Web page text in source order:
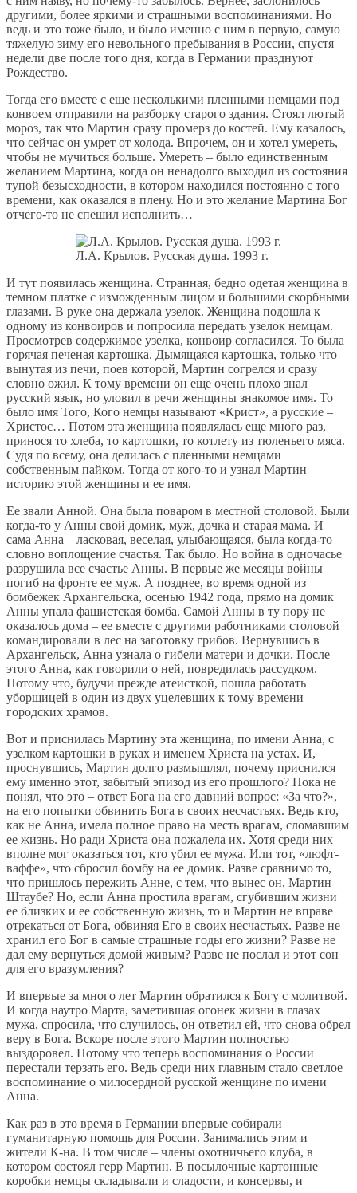
другими, более яркими и страшными воспоминаниями. Но
ведь и это тоже было, и было именно с ним в первую, самую
тяжелую зиму его невольного пребывания в России, спустя
недели две после того дня, когда в Германии празднуют
Рождество.
Тогда его вместе с еще несколькими пленными немцами под
конвоем отправили на разборку старого здания. Стоял лютый
мороз, так что Мартин сразу промерз до костей. Ему казалось,
что сейчас он умрет от холода. Впрочем, он и хотел умереть,
чтобы не мучиться больше. Умереть – было единственным
желанием Мартина, когда он ненадолго выходил из состояния
тупой безысходности, в котором находился постоянно с того
времени, как оказался в плену. Но и это желание Мартина Бог
отчего-то не спешил исполнить…
Л.А. Крылов. Русская душа. 1993 г.
И тут появилась женщина. Странная, бедно одетая женщина в
темном платке с изможденным лицом и большими скорбными
глазами. В руке она держала узелок. Женщина подошла к
одному из конвоиров и попросила передать узелок немцам.
Просмотрев содержимое узелка, конвоир согласился. То была
горячая печеная картошка. Дымящаяся картошка, только что
вынутая из печи, поев которой, Мартин согрелся и сразу
словно ожил. К тому времени он еще очень плохо знал
русский язык, но уловил в речи женщины знакомое имя. То
было имя Того, Кого немцы называют «Крист», а русские –
Христос… Потом эта женщина появлялась еще много раз,
принося то хлеба, то картошки, то котлету из тюленьего мяса.
Судя по всему, она делилась с пленными немцами
собственным пайком. Тогда от кого-то и узнал Мартин
историю этой женщины и ее имя.
Ее звали Анной. Она была поваром в местной столовой. Были
когда-то у Анны свой домик, муж, дочка и старая мама. И
сама Анна – ласковая, веселая, улыбающаяся, была когда-то
словно воплощение счастья. Так было. Но война в одночасье
разрушила все счастье Анны. В первые же месяцы войны
погиб на фронте ее муж. А позднее, во время одной из
бомбежек Архангельска, осенью 1942 года, прямо на домик
Анны упала фашистская бомба. Самой Анны в ту пору не
оказалось дома – ее вместе с другими работниками столовой
командировали в лес на заготовку грибов. Вернувшись в
Архангельск, Анна узнала о гибели матери и дочки. После
этого Анна, как говорили о ней, повредилась рассудком.
Потому что, будучи прежде атеисткой, пошла работать
уборщицей в один из двух уцелевших к тому времени
городских храмов.
Вот и приснилась Мартину эта женщина, по имени Анна, с
узелком картошки в руках и именем Христа на устах. И,
проснувшись, Мартин долго размышлял, почему приснился
ему именно этот, забытый эпизод из его прошлого? Пока не
понял, что это – ответ Бога на его давний вопрос: «За что?»,
на его попытки обвинить Бога в своих несчастьях. Ведь кто,
как не Анна, имела полное право на месть врагам, сломавшим
ее жизнь. Но ради Христа она пожалела их. Хотя среди них
вполне мог оказаться тот, кто убил ее мужа. Или тот, «люфт-
ваффе», что сбросил бомбу на ее домик. Разве сравнимо то,
что пришлось пережить Анне, с тем, что вынес он, Мартин
Штаубе? Но, если Анна простила врагам, сгубившим жизни
ее близких и ее собственную жизнь, то и Мартин не вправе
отрекаться от Бога, обвиняя Его в своих несчастьях. Разве не
хранил его Бог в самые страшные годы его жизни? Разве не
дал ему вернуться домой живым? Разве не послал и этот сон
для его вразумления?
И впервые за много лет Мартин обратился к Богу с молитвой.
И когда наутро Марта, заметившая огонек жизни в глазах
мужа, спросила, что случилось, он ответил ей, что снова обрел
веру в Бога. Вскоре после этого Мартин полностью
выздоровел. Потому что теперь воспоминания о России
перестали терзать его. Ведь среди них главным стало светлое
воспоминание о милосердной русской женщине по имени
Анна.
Как раз в это время в Германии впервые собирали
гуманитарную помощь для России. Занимались этим и
жители К-на. В том числе – члены охотничьего клуба, в
котором состоял герр Мартин. В посылочные картонные
коробки немцы складывали и сладости, и консервы, и